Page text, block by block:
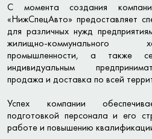
С момента создания
«НижСпецАвто» предоставляет
для различных нужд
жилищно-коммунального
промышленности, а также
индивидуальным
продажа и доставка по всей
Успех компании
подготовкой персонала и его
работе и повышению